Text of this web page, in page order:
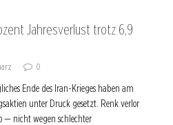
Jahresverlust trotz 6,9
0
Ende des Iran-Krieges haben am
unter Druck gesetzt. Renk verlor
— nicht wegen schlechter